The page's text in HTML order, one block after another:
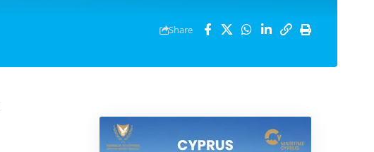
Share